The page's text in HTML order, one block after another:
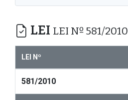
LEI LEI Nº 581/2010
LEI Nº
581/2010